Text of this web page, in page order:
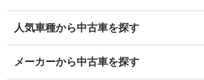
人気車種から中古車を探す
メーカーから中古車を探す